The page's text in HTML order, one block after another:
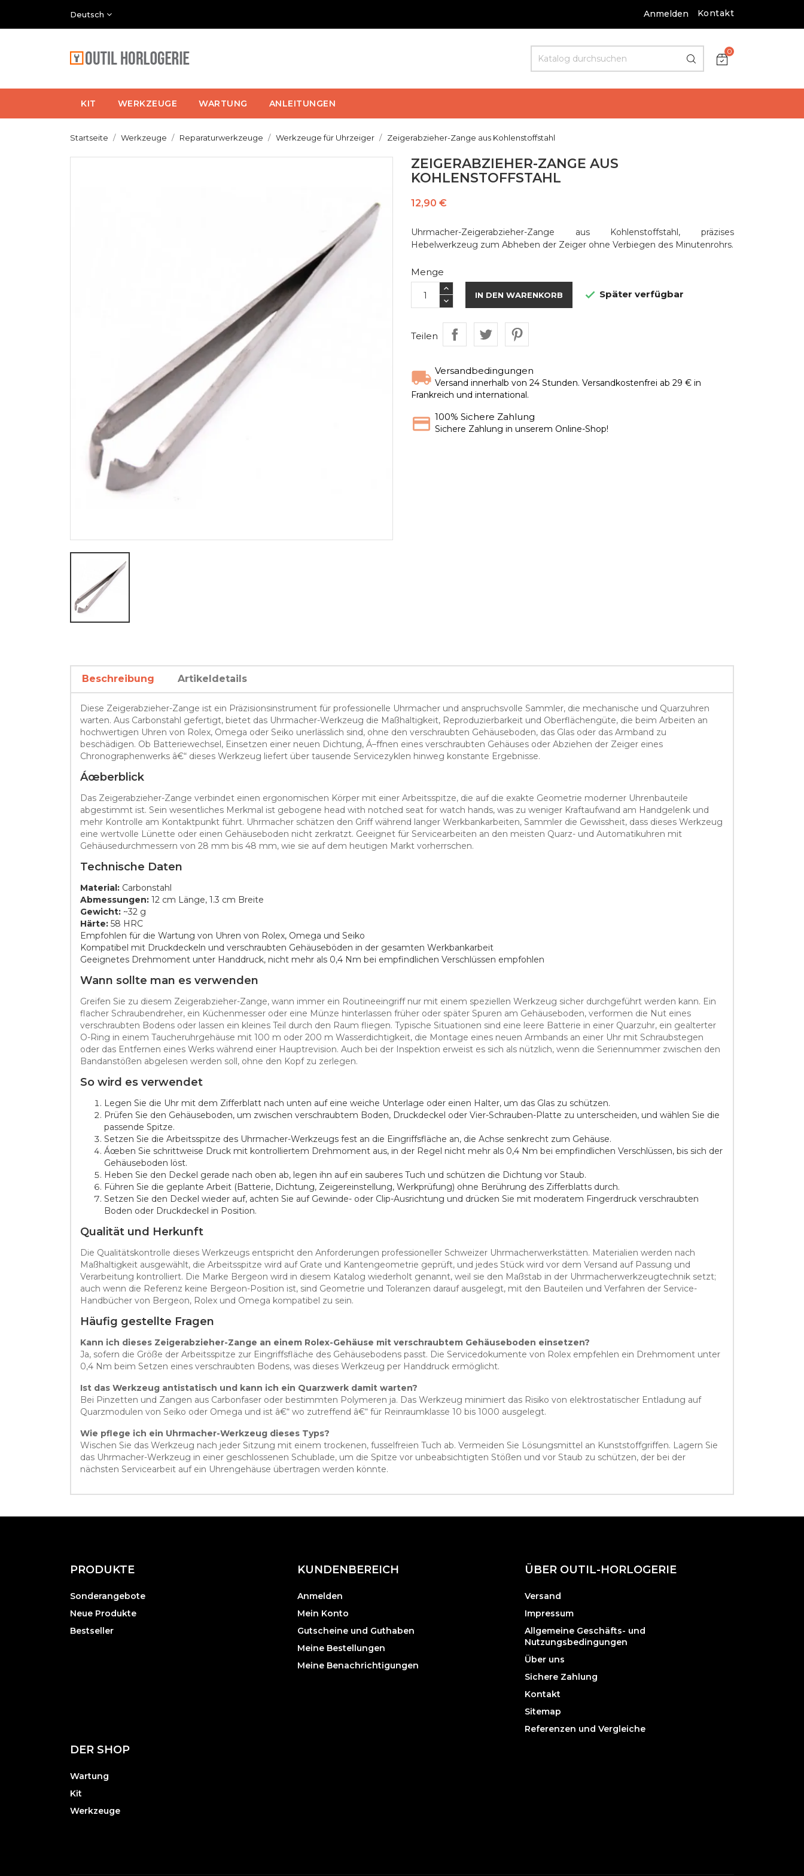
Deutsch Anmelden Kontakt
0
KIT WERKZEUGE WARTUNG ANLEITUNGEN
Startseite Werkzeuge Reparaturwerkzeuge Werkzeuge für Uhrzeiger Zeigerabzieher-Zange aus Kohlenstoffstahl
ZEIGERABZIEHER-ZANGE AUS
KOHLENSTOFFSTAHL
12,90 €
Uhrmacher-Zeigerabzieher-Zange aus Kohlenstoffstahl, präzises
Hebelwerkzeug zum Abheben der Zeiger ohne Verbiegen des Minutenrohrs.
Menge
IN DEN WARENKORB  Später verfügbar
Teilen
Versandbedingungen
Versand innerhalb von 24 Stunden. Versandkostenfrei ab 29 € in
Frankreich und international.
100% Sichere Zahlung
Sichere Zahlung in unserem Online-Shop!
Beschreibung Artikeldetails
Diese Zeigerabzieher-Zange ist ein Präzisionsinstrument für professionelle Uhrmacher und anspruchsvolle Sammler, die mechanische und Quarzuhren
warten. Aus Carbonstahl gefertigt, bietet das Uhrmacher-Werkzeug die Maßhaltigkeit, Reproduzierbarkeit und Oberflächengüte, die beim Arbeiten an
hochwertigen Uhren von Rolex, Omega oder Seiko unerlässlich sind, ohne den verschraubten Gehäuseboden, das Glas oder das Armband zu
beschädigen. Ob Batteriewechsel, Einsetzen einer neuen Dichtung, Á–ffnen eines verschraubten Gehäuses oder Abziehen der Zeiger eines
Chronographenwerks â€“ dieses Werkzeug liefert über tausende Servicezyklen hinweg konstante Ergebnisse.
Áœberblick
Das Zeigerabzieher-Zange verbindet einen ergonomischen Körper mit einer Arbeitsspitze, die auf die exakte Geometrie moderner Uhrenbauteile
abgestimmt ist. Sein wesentliches Merkmal ist gebogene head with notched seat for watch hands, was zu weniger Kraftaufwand am Handgelenk und
mehr Kontrolle am Kontaktpunkt führt. Uhrmacher schätzen den Griff während langer Werkbankarbeiten, Sammler die Gewissheit, dass dieses Werkzeug
eine wertvolle Lünette oder einen Gehäuseboden nicht zerkratzt. Geeignet für Servicearbeiten an den meisten Quarz- und Automatikuhren mit
Gehäusedurchmessern von 28 mm bis 48 mm, wie sie auf dem heutigen Markt vorherrschen.
Technische Daten
Material: Carbonstahl
Abmessungen: 12 cm Länge, 1.3 cm Breite
Gewicht: ~32 g
Härte: 58 HRC
Empfohlen für die Wartung von Uhren von Rolex, Omega und Seiko
Kompatibel mit Druckdeckeln und verschraubten Gehäuseböden in der gesamten Werkbankarbeit
Geeignetes Drehmoment unter Handdruck, nicht mehr als 0,4 Nm bei empfindlichen Verschlüssen empfohlen
Wann sollte man es verwenden
Greifen Sie zu diesem Zeigerabzieher-Zange, wann immer ein Routineeingriff nur mit einem speziellen Werkzeug sicher durchgeführt werden kann. Ein
flacher Schraubendreher, ein Küchenmesser oder eine Münze hinterlassen früher oder später Spuren am Gehäuseboden, verformen die Nut eines
verschraubten Bodens oder lassen ein kleines Teil durch den Raum fliegen. Typische Situationen sind eine leere Batterie in einer Quarzuhr, ein gealterter
O-Ring in einem Taucheruhrgehäuse mit 100 m oder 200 m Wasserdichtigkeit, die Montage eines neuen Armbands an einer Uhr mit Schraubstegen
oder das Entfernen eines Werks während einer Hauptrevision. Auch bei der Inspektion erweist es sich als nützlich, wenn die Seriennummer zwischen den
Bandanstößen abgelesen werden soll, ohne den Kopf zu zerlegen.
So wird es verwendet
Legen Sie die Uhr mit dem Zifferblatt nach unten auf eine weiche Unterlage oder einen Halter, um das Glas zu schützen.
Prüfen Sie den Gehäuseboden, um zwischen verschraubtem Boden, Druckdeckel oder Vier-Schrauben-Platte zu unterscheiden, und wählen Sie die
passende Spitze.
Setzen Sie die Arbeitsspitze des Uhrmacher-Werkzeugs fest an die Eingriffsfläche an, die Achse senkrecht zum Gehäuse.
Áœben Sie schrittweise Druck mit kontrolliertem Drehmoment aus, in der Regel nicht mehr als 0,4 Nm bei empfindlichen Verschlüssen, bis sich der
Gehäuseboden löst.
Heben Sie den Deckel gerade nach oben ab, legen ihn auf ein sauberes Tuch und schützen die Dichtung vor Staub.
Führen Sie die geplante Arbeit (Batterie, Dichtung, Zeigereinstellung, Werkprüfung) ohne Berührung des Zifferblatts durch.
Setzen Sie den Deckel wieder auf, achten Sie auf Gewinde- oder Clip-Ausrichtung und drücken Sie mit moderatem Fingerdruck verschraubten
Boden oder Druckdeckel in Position.
Qualität und Herkunft
Die Qualitätskontrolle dieses Werkzeugs entspricht den Anforderungen professioneller Schweizer Uhrmacherwerkstätten. Materialien werden nach
Maßhaltigkeit ausgewählt, die Arbeitsspitze wird auf Grate und Kantengeometrie geprüft, und jedes Stück wird vor dem Versand auf Passung und
Verarbeitung kontrolliert. Die Marke Bergeon wird in diesem Katalog wiederholt genannt, weil sie den Maßstab in der Uhrmacherwerkzeugtechnik setzt;
auch wenn die Referenz keine Bergeon-Position ist, sind Geometrie und Toleranzen darauf ausgelegt, mit den Bauteilen und Verfahren der Service-
Handbücher von Bergeon, Rolex und Omega kompatibel zu sein.
Häufig gestellte Fragen
Kann ich dieses Zeigerabzieher-Zange an einem Rolex-Gehäuse mit verschraubtem Gehäuseboden einsetzen?
Ja, sofern die Größe der Arbeitsspitze zur Eingriffsfläche des Gehäusebodens passt. Die Servicedokumente von Rolex empfehlen ein Drehmoment unter
0,4 Nm beim Setzen eines verschraubten Bodens, was dieses Werkzeug per Handdruck ermöglicht.
Ist das Werkzeug antistatisch und kann ich ein Quarzwerk damit warten?
Bei Pinzetten und Zangen aus Carbonfaser oder bestimmten Polymeren ja. Das Werkzeug minimiert das Risiko von elektrostatischer Entladung auf
Quarzmodulen von Seiko oder Omega und ist â€“ wo zutreffend â€“ für Reinraumklasse 10 bis 1000 ausgelegt.
Wie pflege ich ein Uhrmacher-Werkzeug dieses Typs?
Wischen Sie das Werkzeug nach jeder Sitzung mit einem trockenen, fusselfreien Tuch ab. Vermeiden Sie Lösungsmittel an Kunststoffgriffen. Lagern Sie
das Uhrmacher-Werkzeug in einer geschlossenen Schublade, um die Spitze vor unbeabsichtigten Stößen und vor Staub zu schützen, der bei der
nächsten Servicearbeit auf ein Uhrengehäuse übertragen werden könnte.
PRODUKTE
Sonderangebote
Neue Produkte
Bestseller
KUNDENBEREICH
Anmelden
Mein Konto
Gutscheine und Guthaben
Meine Bestellungen
Meine Benachrichtigungen
ÜBER OUTIL-HORLOGERIE
Versand
Impressum
Allgemeine Geschäfts- und
Nutzungsbedingungen
Über uns
Sichere Zahlung
Kontakt
Sitemap
Referenzen und Vergleiche
DER SHOP
Wartung
Kit
Werkzeuge